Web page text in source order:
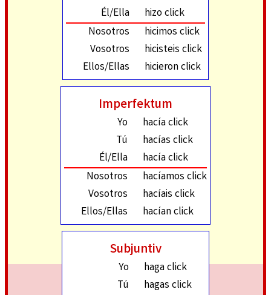
Él/Ella
hizo click
Nosotros
hicimos click
Vosotros
hicisteis click
Ellos/Ellas
hicieron click
Imperfektum
Yo
hacía click
Tú
hacías click
Él/Ella
hacía click
Nosotros
hacíamos click
Vosotros
hacíais click
Ellos/Ellas
hacían click
Subjuntiv
Yo
haga click
Tú
hagas click